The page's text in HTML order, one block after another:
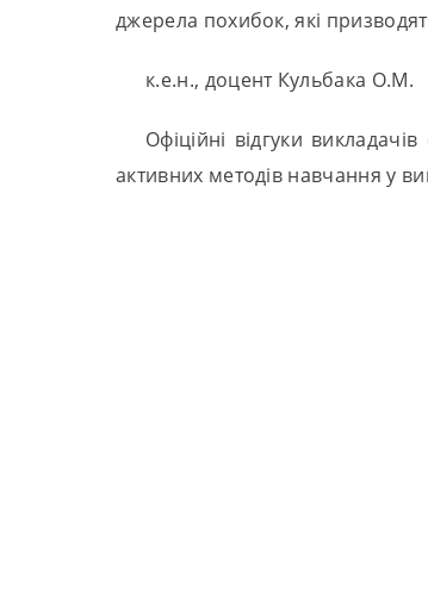
джерела похибок, які
к.е.н., доцент Кульбака О.М.
Офіційні відгуки
активних методів навчання у